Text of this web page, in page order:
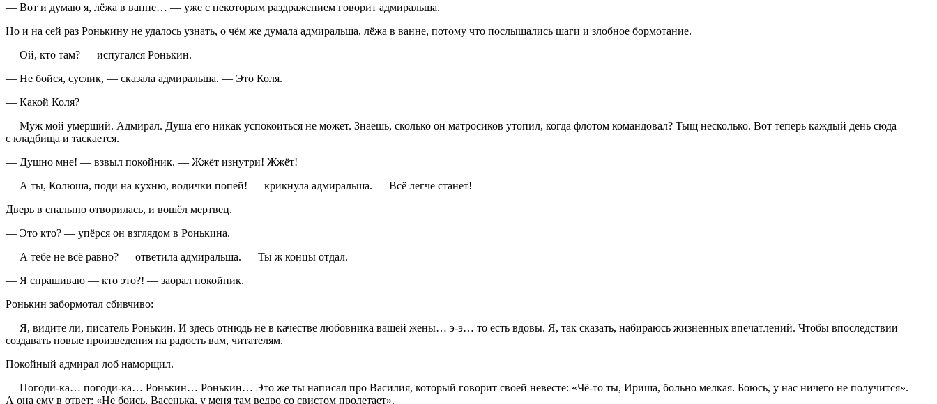
— Вот и думаю я, лёжа в ванне… — уже с некоторым раздражением говорит адмиральша.
Но и на сей раз Ронькину не удалось узнать, о чём же думала адмиральша, лёжа в ванне, потому что послышались шаги и злобное бормотание.
— Ой, кто там? — испугался Ронькин.
— Не бойся, суслик, — сказала адмиральша. — Это Коля.
— Какой Коля?
— Муж мой умерший. Адмирал. Душа его никак успокоиться не может. Знаешь, сколько он матросиков утопил, когда флотом командовал? Тыщ несколько. Вот теперь каждый день сюда
с кладбища и таскается.
— Душно мне! — взвыл покойник. — Жжёт изнутри! Жжёт!
— А ты, Колюша, поди на кухню, водички попей! — крикнула адмиральша. — Всё легче станет!
Дверь в спальню отворилась, и вошёл мертвец.
— Это кто? — упёрся он взглядом в Ронькина.
— А тебе не всё равно? — ответила адмиральша. — Ты ж концы отдал.
— Я спрашиваю — кто это?! — заорал покойник.
Ронькин забормотал сбивчиво:
— Я, видите ли, писатель Ронькин. И здесь отнюдь не в качестве любовника вашей жены… э-э… то есть вдовы. Я, так сказать, набираюсь жизненных впечатлений. Чтобы впоследствии
создавать новые произведения на радость вам, читателям.
Покойный адмирал лоб наморщил.
— Погоди-ка… погоди-ка… Ронькин… Ронькин… Это же ты написал про Василия, который говорит своей невесте: «Чё-то ты, Ириша, больно мелкая. Боюсь, у нас ничего не получится».
А она ему в ответ: «Не боись, Васенька, у меня там ведро со свистом пролетает».